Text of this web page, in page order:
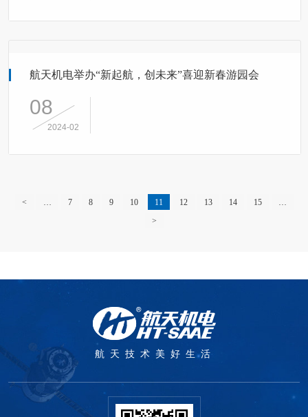
航天机电举办“新起航，创未来”喜迎新春游园会
08
2024-02
< … 7 8 9 10 11 12 13 14 15
…
>
航天技术美好生活